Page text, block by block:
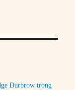
Durbrow trong